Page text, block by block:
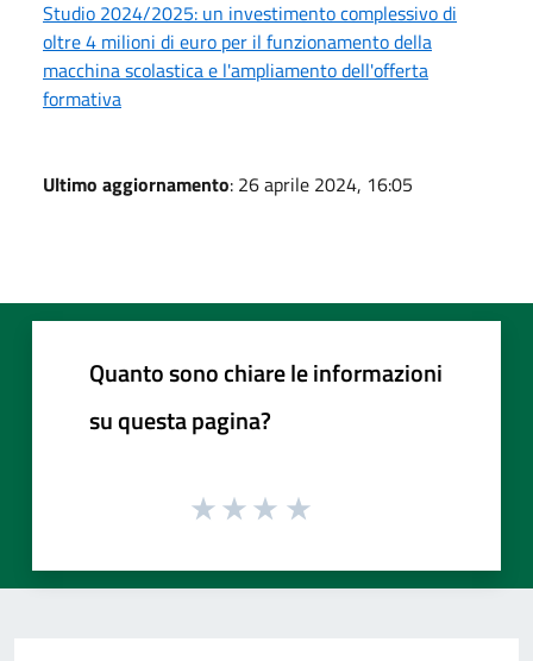
Studio 2024/2025: un investimento complessivo di
oltre 4 milioni di euro per il funzionamento della
macchina scolastica e l'ampliamento dell'offerta
formativa
Ultimo aggiornamento: 26 aprile 2024, 16:05
Quanto sono chiare le informazioni
su questa pagina?